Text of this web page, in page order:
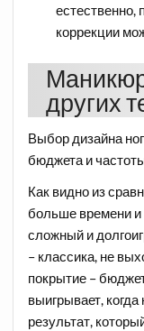
естественно,
коррекции
других
Выбор дизайна
бюджета и
Как видно из
больше времени и
сложный и
– классика, не
покрытие –
выигрывает,
результат,